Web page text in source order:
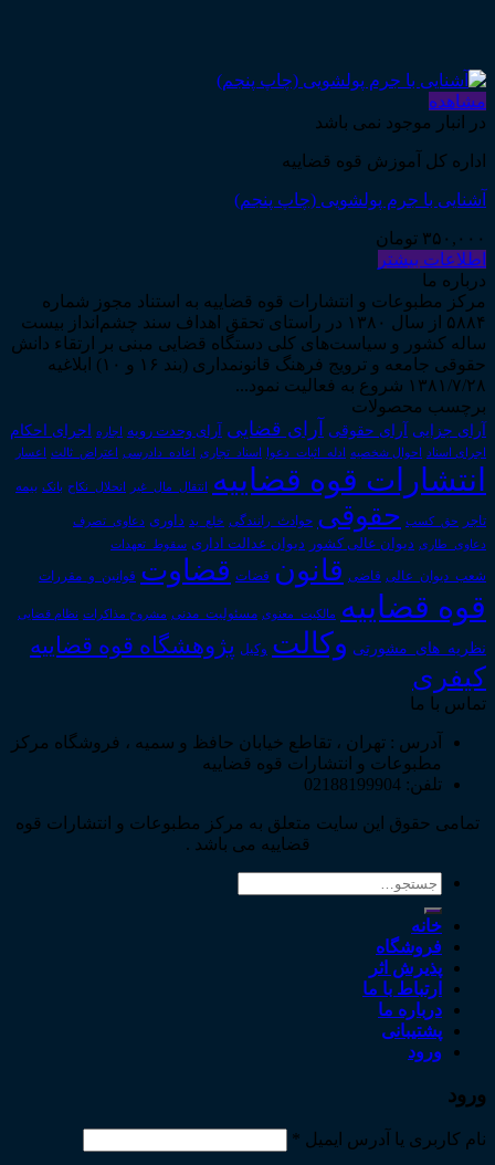
مشاهده
در انبار موجود نمی باشد
اداره کل آموزش قوه قضاییه
آشنایی با جرم پولشویی (چاپ پنجم)
۳۵۰,۰۰۰ تومان
اطلاعات بیشتر
درباره ما
مرکز مطبوعات و انتشارات قوه قضاییه به استناد مجوز شماره
۵۸۸۴ از سال ۱۳۸۰ در راستای تحقق اهداف سند چشم‌انداز بیست
ساله کشور و سیاست‌های کلی دستگاه قضایی مبنی بر ارتقاء دانش
حقوقی جامعه و ترویج فرهنگ قانونمداری (بند ۱۶ و ۱۰) ابلاغیه
۱۳۸۱/۷/۲۸ شروع به فعالیت نمود...
برچسب محصولات
آرای جزایی آرای حقوقی آرای قضایی آرای وحدت رویه اجاره اجرای احکام
اجرای اسناد احوال شخصیه ادله_اثبات_دعوا اسناد_تجاری اعاده_دادرسی اعتراض_ثالث اعسار
انتشارات قوه قضاییه انتقال_مال_غیر انحلال_نکاح بانک بیمه
تاجر حق_کسب حقوقی حوادث_رانندگی خلع_ید داوری دعاوی_تصرف
دعاوی_طاری دیوان عالی کشور دیوان عدالت اداری سقوط_تعهدات
شعب_دیوان_عالی قاضی قانون قضات قضاوت قوانین_و_مقررات
قوه قضاییه مالکیت_معنوی مسئولیت_مدنی مشروح مذاکرات نظام قضایی
نظریه_های_مشورتی وکالت وکیل پژوهشگاه قوه قضاییه
کیفری
تماس با ما
آدرس : تهران ، تقاطع خیابان حافظ و سمیه ، فروشگاه مرکز
مطبوعات و انتشارات قوه قضاییه
تلفن: 02188199904
تمامی حقوق این سایت متعلق به مرکز مطبوعات و انتشارات قوه
قضاییه می باشد .
جستجو
خانه
فروشگاه
پذیرش اثر
ارتباط با ما
درباره ما
پشتیبانی
ورود
ورود
نام کاربری یا آدرس ایمیل *